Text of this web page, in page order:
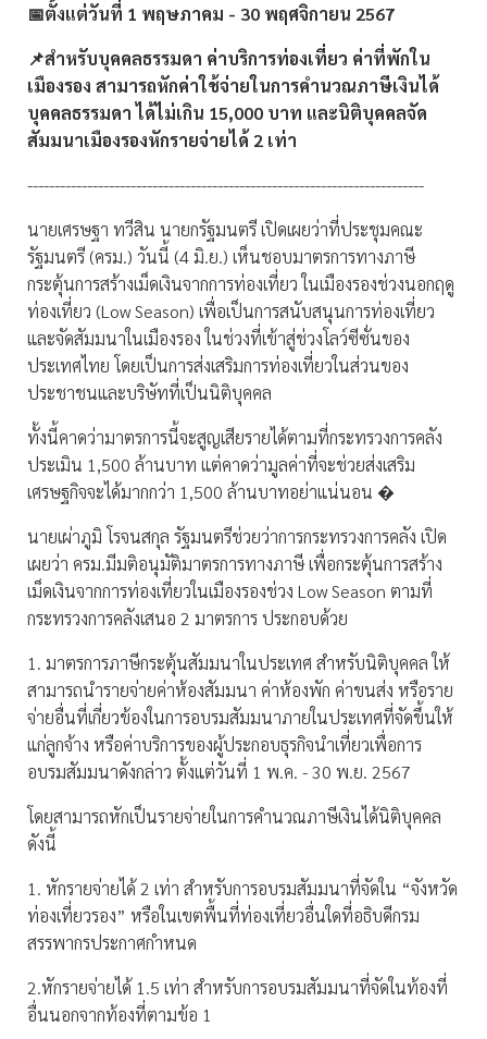
📅ตั้งแต่วันที่ 1 พฤษภาคม - 30 พฤศจิกายน 2567
📌สำหรับบุคคลธรรมดา ค่าบริการท่องเที่ยว ค่าที่พักใน
เมืองรอง สามารถหักค่าใช้จ่ายในการคำนวณภาษีเงินได้
บุคคลธรรมดา ได้ไม่เกิน 15,000 บาท และนิติบุคคลจัด
สัมมนาเมืองรองหักรายจ่ายได้ 2 เท่า
-------------------------------------------------------------------------
นายเศรษฐา ทวีสิน นายกรัฐมนตรี เปิดเผยว่าที่ประชุมคณะ
รัฐมนตรี (ครม.) วันนี้ (4 มิ.ย.) เห็นชอบมาตรการทางภาษี
กระตุ้นการสร้างเม็ดเงินจากการท่องเที่ยว ในเมืองรองช่วงนอกฤดู
ท่องเที่ยว (Low Season) เพื่อเป็นการสนับสนุนการท่องเที่ยว
และจัดสัมมนาในเมืองรอง ในช่วงที่เข้าสู่ช่วงโลว์ซีซั่นของ
ประเทศไทย โดยเป็นการส่งเสริมการท่องเที่ยวในส่วนของ
ประชาชนและบริษัทที่เป็นนิติบุคคล
ทั้งนี้คาดว่ามาตรการนี้จะสูญเสียรายได้ตามที่กระทรวงการคลัง
ประเมิน 1,500 ล้านบาท แต่คาดว่ามูลค่าที่จะช่วยส่งเสริม
เศรษฐกิจจะได้มากกว่า 1,500 ล้านบาทอย่าแน่นอน �
นายเผ่าภูมิ โรจนสกุล รัฐมนตรีช่วยว่าการกระทรวงการคลัง เปิด
เผยว่า ครม.มีมติอนุมัติมาตรการทางภาษี เพื่อกระตุ้นการสร้าง
เม็ดเงินจากการท่องเที่ยวในเมืองรองช่วง Low Season ตามที่
กระทรวงการคลังเสนอ 2 มาตรการ ประกอบด้วย
1. มาตรการภาษีกระตุ้นสัมมนาในประเทศ สำหรับนิติบุคคล ให้
สามารถนำรายจ่ายค่าห้องสัมมนา ค่าห้องพัก ค่าขนส่ง หรือราย
จ่ายอื่นที่เกี่ยวข้องในการอบรมสัมมนาภายในประเทศที่จัดขึ้นให้
แก่ลูกจ้าง หรือค่าบริการของผู้ประกอบธุรกิจนำเที่ยวเพื่อการ
อบรมสัมมนาดังกล่าว ตั้งแต่วันที่ 1 พ.ค. - 30 พ.ย. 2567
โดยสามารถหักเป็นรายจ่ายในการคำนวณภาษีเงินได้นิติบุคคล
ดังนี้
1. หักรายจ่ายได้ 2 เท่า สำหรับการอบรมสัมมนาที่จัดใน “จังหวัด
ท่องเที่ยวรอง” หรือในเขตพื้นที่ท่องเที่ยวอื่นใดที่อธิบดีกรม
สรรพากรประกาศกำหนด
2.หักรายจ่ายได้ 1.5 เท่า สำหรับการอบรมสัมมนาที่จัดในท้องที่
อื่นนอกจากท้องที่ตามข้อ 1